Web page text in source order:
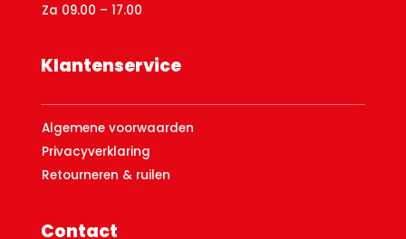
Za 09.00 – 17.00
Klantenservice
Algemene voorwaarden
Privacyverklaring
Retourneren & ruilen
Contact